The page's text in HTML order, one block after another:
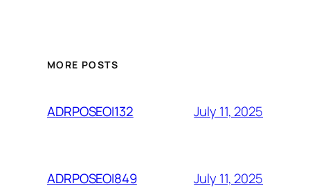
MORE POSTS
ADRPOSEOI132 July 11, 2025
ADRPOSEOI849 July 11, 2025